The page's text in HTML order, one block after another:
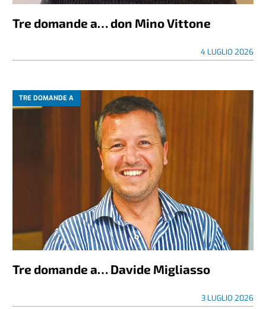
Tre domande a… don Mino Vittone
4 LUGLIO 2026
TRE DOMANDE A
Tre domande a… Davide Migliasso
3 LUGLIO 2026